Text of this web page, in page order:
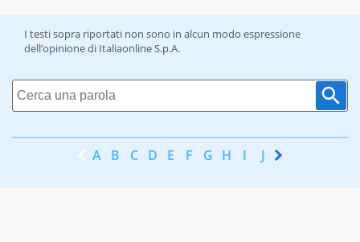
I testi sopra riportati non sono in alcun modo espressione
dell’opinione di Italiaonline S.p.A.
A B C D E F G H I J K